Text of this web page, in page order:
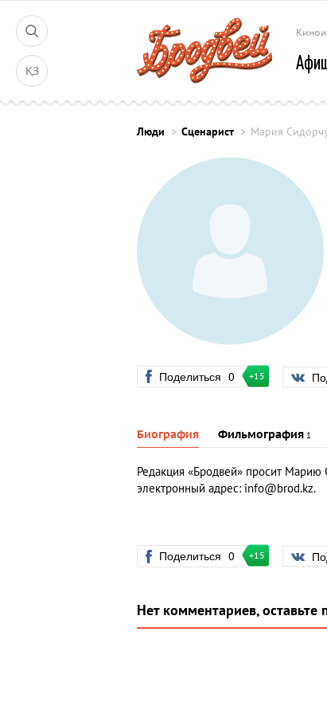
ҚЗ
Люди Сценарист Мария
Поделиться 0 +15
Биография Фильмография 1
Редакция «Бродвей» просит Марию
электронный адрес: info@brod.kz.
Поделиться 0 +15
Нет комментариев, оставьте